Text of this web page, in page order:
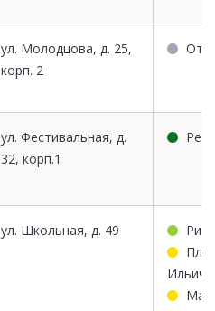
ул. Молодцова, д. 25,
корп. 2
ул. Фестивальная, д.
32, корп.1
ул. Школьная, д. 49
Ильича